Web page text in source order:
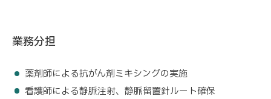
業務分担
薬剤師による抗がん剤ミキシングの実施
看護師による静脈注射、静脈留置針ルート確保